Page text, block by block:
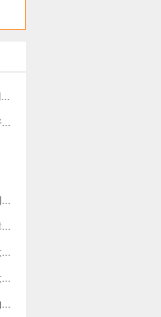
3个让外教惊艳的英语表达技巧，让你秒变“口语刺客”！（附“社牛”秘籍）
真诚发问，外教线上英语课哪家好？哪个评价最好？有推荐的吗？
网络在线英语培训的课程怎样选择？哪个课程特别好的呢？
​线上英语外教哪个品牌好？在哪家学习比较有保障？怎么选？
​在线外教口语培训哪家靠谱？第一次选机构要注意什么？
在线外教口语培训哪家靠谱？第一次选机构要注意什么？
英语外教线上机构哪家口碑好？能分享一下选机构的经验吗？